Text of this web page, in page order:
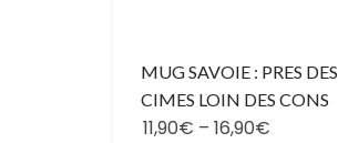
MUG SAVOIE : PRES DES
CIMES LOIN DES CONS
11,90€ –16,90€